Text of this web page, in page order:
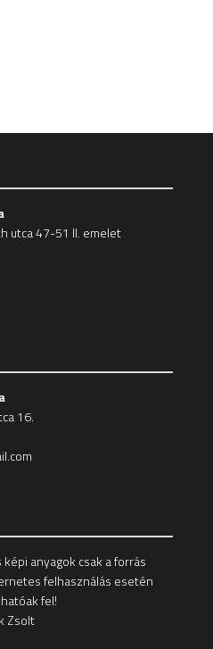
utca 47-51 II. emelet
16.
anyagok csak a forrás
felhasználás esetén
fel!
Zsolt